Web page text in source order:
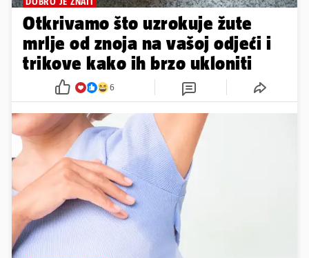
Otkrivamo što uzrokuje žute
mrlje od znoja na vašoj odjeći i
trikove kako ih brzo ukloniti
6